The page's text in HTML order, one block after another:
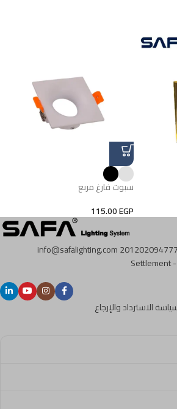
سبوت فارغ مربع
115.00EGP
info@safalighting.com
Settlement
الاسترداد والإرجاع